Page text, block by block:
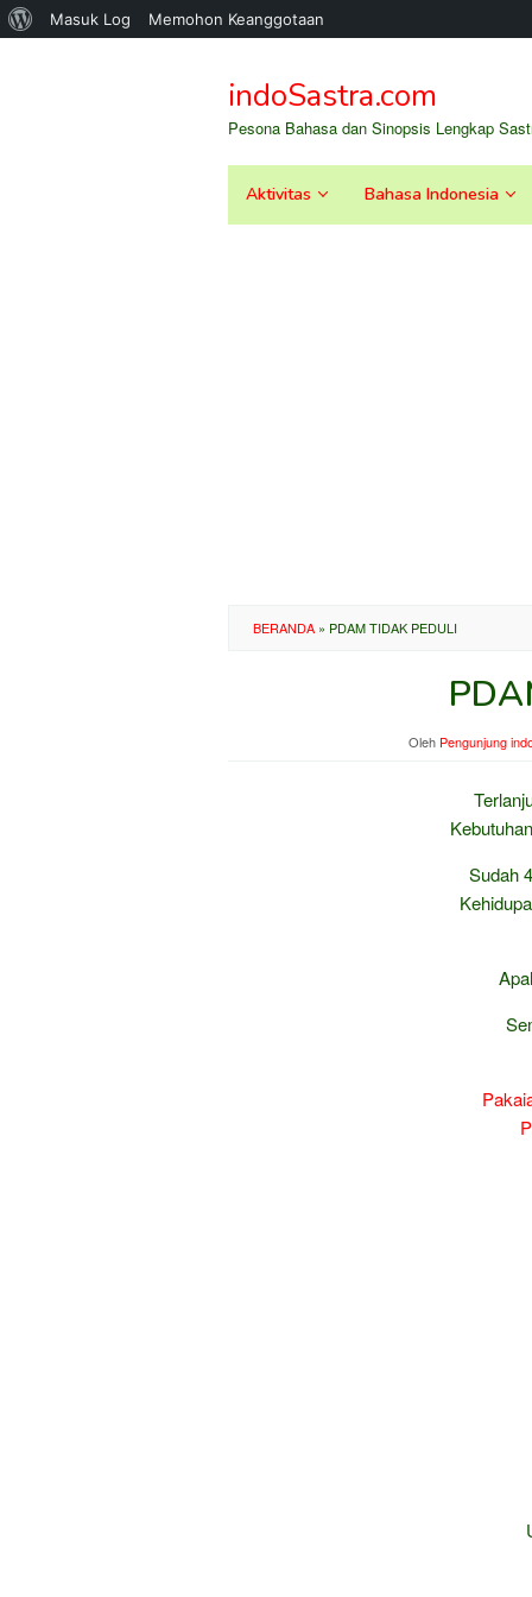
Tentang
Masuk Log Memohon Keanggotaan
kontenindoSastra.com
Pesona Bahasa dan Sinopsis Lengkap
Aktivitas Bahasa Indonesia
BERANDA » PDAM TIDAK PEDULI
Oleh Pengunjung
Sudah